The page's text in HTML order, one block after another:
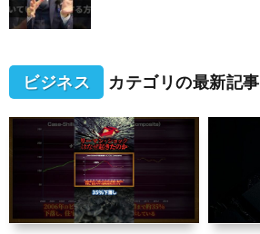
ビジネス カテゴリの最新記事